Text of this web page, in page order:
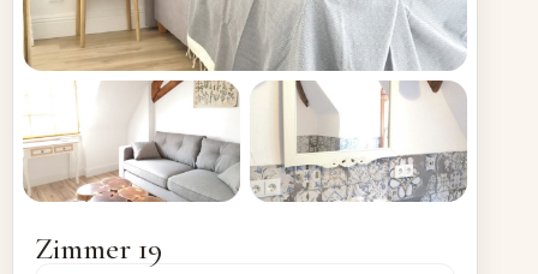
Zimmer 19